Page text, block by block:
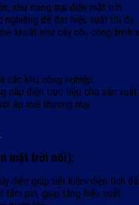
như trang trại điện mặt trời.
nghiêng để đạt hiệu suất tối đa.
khuất như cây cối, công trình
các khu công nghiệp.
cấp điện trực tiếp cho sản xuất.
áp mái thương mại.
mặt trời nổi):
điện giúp tiết kiệm diện tích
tấm pin, giúp tăng hiệu suất.